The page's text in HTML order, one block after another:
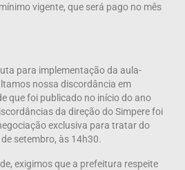
vigente, que será pago no mês
para implementação da aula-
nossa discordância em
que foi publicado no início do ano
da direção do Simpere foi
exclusiva para tratar do
setembro, às 14h30.
exigimos que a prefeitura respeite